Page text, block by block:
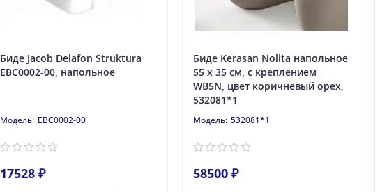
Биде Jacob Delafon Struktura
EBC0002-00, напольное
EBC0002-00
17528 ₽
Биде Kerasan Nolita напольное
55 х 35 см, c креплением
WB5N, цвет коричневый орех,
532081*1
532081*1
58500 ₽